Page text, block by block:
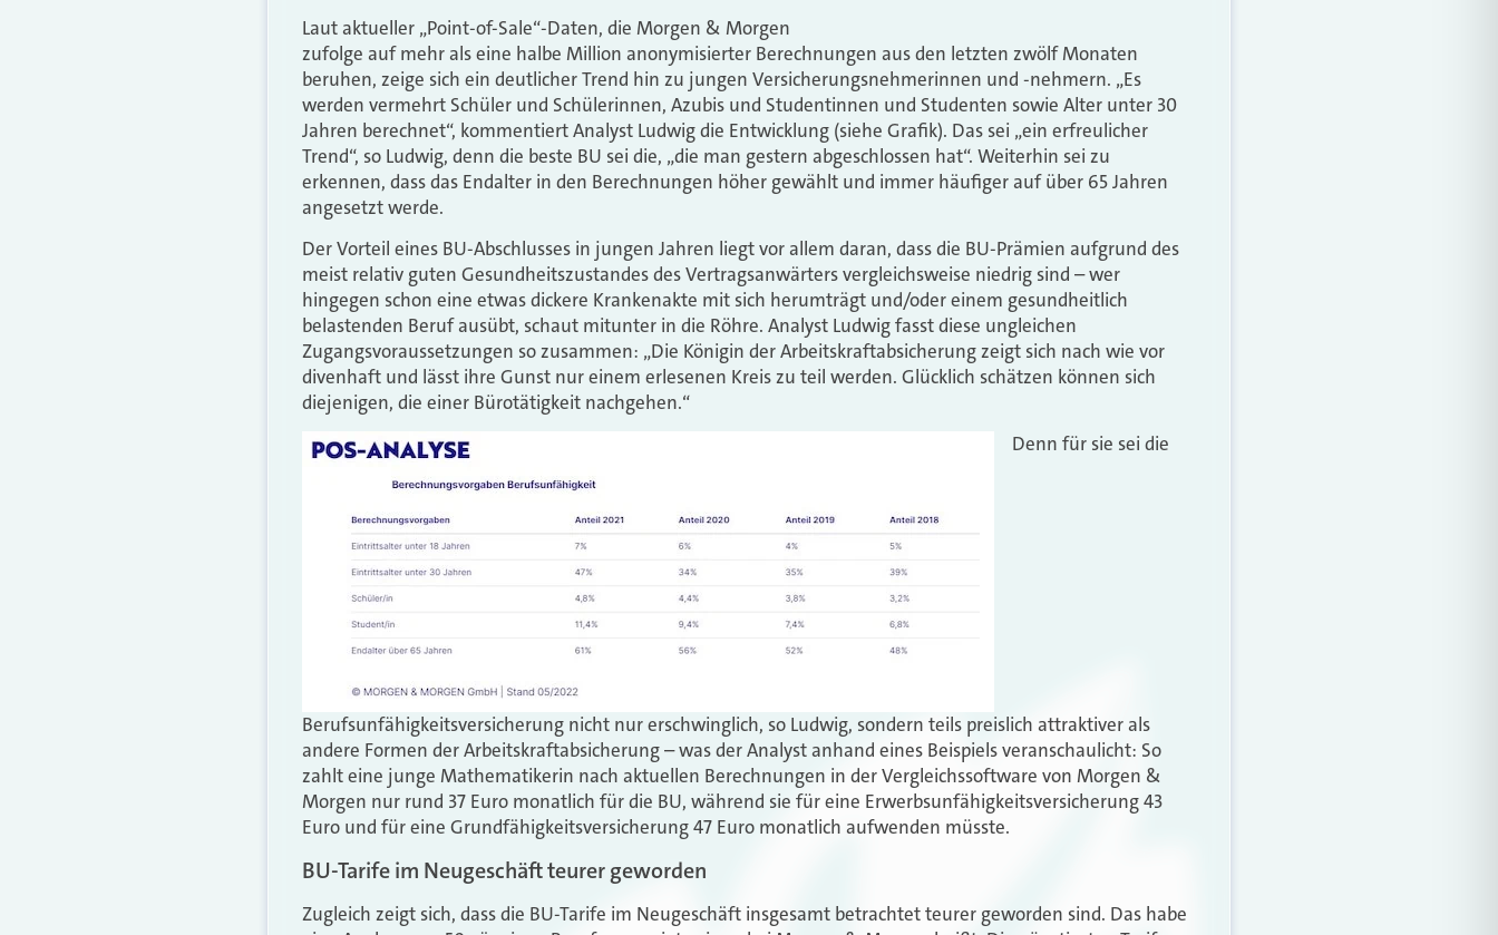
Laut aktueller „Point-of-Sale“-Daten, die Morgen & Morgen
zufolge auf mehr als eine halbe Million anonymisierter Berechnungen aus den letzten zwölf Monaten
beruhen, zeige sich ein deutlicher Trend hin zu jungen Versicherungsnehmerinnen und -nehmern. „Es
werden vermehrt Schüler und Schülerinnen, Azubis und Studentinnen und Studenten sowie Alter unter 30
Jahren berechnet“, kommentiert Analyst Ludwig die Entwicklung (siehe Grafik). Das sei „ein erfreulicher
Trend“, so Ludwig, denn die beste BU sei die, „die man gestern abgeschlossen hat“. Weiterhin sei zu
erkennen, dass das Endalter in den Berechnungen höher gewählt und immer häufiger auf über 65 Jahren
angesetzt werde.
Der Vorteil eines BU-Abschlusses in jungen Jahren liegt vor allem daran, dass die BU-Prämien aufgrund des
meist relativ guten Gesundheitszustandes des Vertragsanwärters vergleichsweise niedrig sind – wer
hingegen schon eine etwas dickere Krankenakte mit sich herumträgt und/oder einem gesundheitlich
belastenden Beruf ausübt, schaut mitunter in die Röhre. Analyst Ludwig fasst diese ungleichen
Zugangsvoraussetzungen so zusammen: „Die Königin der Arbeitskraftabsicherung zeigt sich nach wie vor
divenhaft und lässt ihre Gunst nur einem erlesenen Kreis zu teil werden. Glücklich schätzen können sich
diejenigen, die einer Bürotätigkeit nachgehen.“
Denn für sie sei die
Berufsunfähigkeitsversicherung nicht nur erschwinglich, so Ludwig, sondern teils preislich attraktiver als
andere Formen der Arbeitskraftabsicherung – was der Analyst anhand eines Beispiels veranschaulicht: So
zahlt eine junge Mathematikerin nach aktuellen Berechnungen in der Vergleichssoftware von Morgen &
Morgen nur rund 37 Euro monatlich für die BU, während sie für eine Erwerbsunfähigkeitsversicherung 43
Euro und für eine Grundfähigkeitsversicherung 47 Euro monatlich aufwenden müsste.
BU-Tarife im Neugeschäft teurer geworden
Zugleich zeigt sich, dass die BU-Tarife im Neugeschäft insgesamt betrachtet teurer geworden sind. Das habe